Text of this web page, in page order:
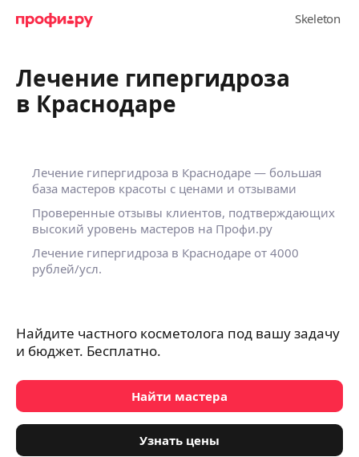
Лечение гипергидроза
в Краснодаре
Лечение гипергидроза в Краснодаре — большая
база мастеров красоты с ценами и отзывами
Проверенные отзывы клиентов, подтверждающих
высокий уровень мастеров на Профи.ру
Лечение гипергидроза в Краснодаре от 4000
рублей/усл.
Найдите частного косметолога под вашу задачу
и бюджет. Бесплатно.
Найти мастера
Узнать цены